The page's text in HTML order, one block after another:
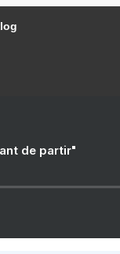
de partir"